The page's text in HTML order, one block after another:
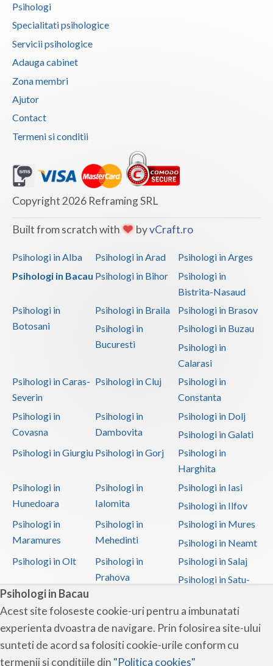
Psihologi in Bacau
Acest site foloseste cookie-uri pentru a imbunatati
experienta dvoastra de navigare. Prin folosirea site-ului
sunteti de acord sa folositi cookie-urile conform cu
termenii si conditiile din "Politica cookies"
Psihologi
Specialitati psihologice
Servicii psihologice
Adauga cabinet
Zona membri
Ajutor
Contact
Termeni si conditii
Copyright 2026 Reframing SRL
Built from scratch with byvCraft.ro
Psihologi in Alba Psihologi in Arad
Psihologi in Arges
Psihologi in Bacau Psihologi in Bihor
Psihologi in
Bistrita-Nasaud
Psihologi in
Botosani
Psihologi in Braila
Psihologi in Brasov
Psihologi in
Bucuresti
Psihologi in Buzau
Psihologi in
Calarasi
Psihologi in Caras-
Severin
Psihologi in Cluj
Psihologi in
Constanta
Psihologi in
Covasna
Psihologi in
Dambovita
Psihologi in Dolj
Psihologi in Galati
Psihologi in Giurgiu Psihologi in Gorj
Psihologi in
Harghita
Psihologi in
Hunedoara
Psihologi in
Ialomita
Psihologi in Iasi
Psihologi in Ilfov
Psihologi in
Maramures
Psihologi in
Mehedinti
Psihologi in Mures
Psihologi in Neamt
Psihologi in Olt
Psihologi in
Prahova
Psihologi in Salaj
Psihologi in Satu-
Psihologi in Sibiu
Psihologi in
Suceava
Psihologi in
Teleorman
Psihologi in Timis
Psihologi in Tulcea Psihologi in Valcea